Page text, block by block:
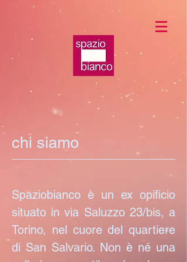
chi siamo
Spaziobianco è un ex opificio
situato in via Saluzzo 23/bis, a
Torino, nel cuore del quartiere
di San Salvario. Non è né una